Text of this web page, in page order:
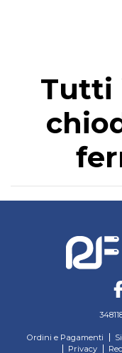
Tutti
Ordini e Pagamenti
Privacy